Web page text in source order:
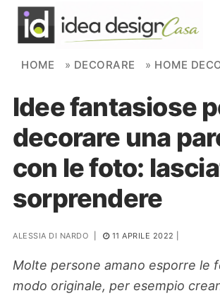
Skip to content
NOVITÀ
AMBIENTI
FAI DA TE
PIANTE
Ortaggio
HOME » DECORARE » HOME
Idee fantasiose
decorare una
con le foto:
sorprendere
ALESSIA DI NARDO 11 APRILE 2022
Molte persone amano esporre le
modo originale, per esempio